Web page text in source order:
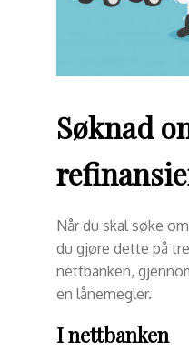
Søknad
Når du skal søke
du gjøre dette på
nettbanken,
en lånemegler.
I nettbanken